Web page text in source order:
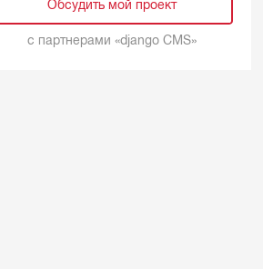
Обсудить мой проект
с партнерами «django CMS»